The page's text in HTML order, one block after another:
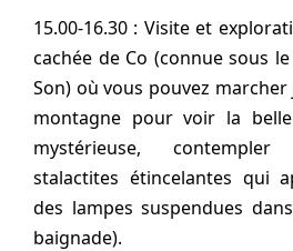
15.00-16.30 : Visite et
cachée de Co (connue sous
Son) où vous pouvez marcher
montagne pour voir la
mystérieuse,
stalactites étincelantes qui
des lampes suspendues
baignade).